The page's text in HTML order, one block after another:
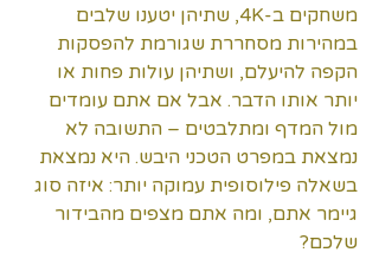
משחקים ב-4K, שתיהן יטענו שלבים
במהירות מסחררת שגורמת להפסקות
הקפה להיעלם, ושתיהן עולות פחות או
יותר אותו הדבר. אבל אם אתם עומדים
מול המדף ומתלבטים – התשובה לא
נמצאת במפרט הטכני היבש. היא נמצאת
בשאלה פילוסופית עמוקה יותר: איזה סוג
גיימר אתם, ומה אתם מצפים מהבידור
שלכם?